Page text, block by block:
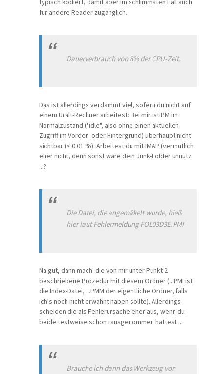
typisch kodiert, damit aber im schlimmsten Fall auch
für andere Reader zugänglich.
Dauerverbrauch von 8% der CPU-Zeit.
Das ist allerdings verdammt viel, sofern du nicht auf
einem Uralt-Rechner arbeitest: Bei mir ist PM im
Normalzustand ("idle", also ohne einen aktuellen
Zugriff im Vorder- oder Hintergrund) überhaupt nicht
sichtbar (< 0.01 %). Arbeitest du mit IMAP (vermutlich
eher nicht, denn sonst wäre dein Junk-Folder unnütz
...?
Die Datei, die angemäkelt wurde, hieß
hier laut Fehlermeldung FOL03D3E.PMI
Na gut, dann mach' die von mir unter Punkt 2
beschriebene Prozedur mit diesem Ordner (...PMI ist
die Index-Datei, ...PMM der eigentliche Ordner, falls
ich's noch nicht erwähnt haben sollte). Allerdings
scheiden die als Fehlerursache eher aus, wenn du
beide testweise schon rausgenommen hattest ...
Brauche ich dann das Werkzeug von